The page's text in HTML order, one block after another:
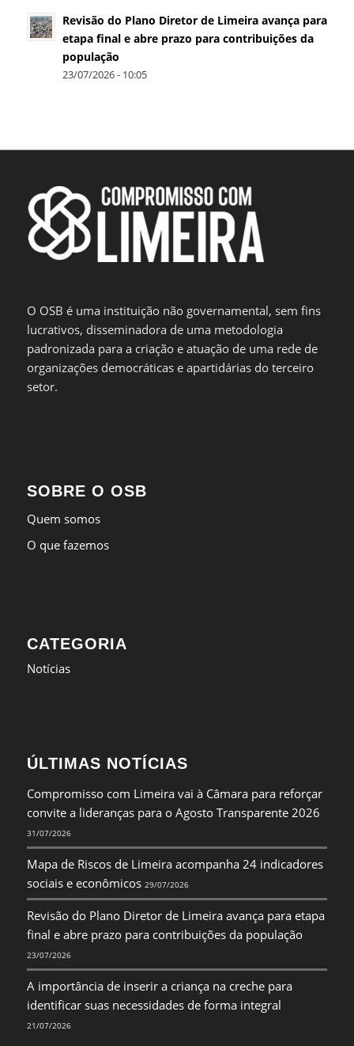
Revisão do Plano Diretor de Limeira avança para
etapa final e abre prazo para contribuições da
população
23/07/2026 - 10:05
O OSB é uma instituição não governamental, sem fins
lucrativos, disseminadora de uma metodologia
padronizada para a criação e atuação de uma rede de
organizações democráticas e apartidárias do terceiro
setor.
SOBRE O OSB
Quem somos
O que fazemos
CATEGORIA
Notícias
ÚLTIMAS NOTÍCIAS
Compromisso com Limeira vai à Câmara para reforçar
convite a lideranças para o Agosto Transparente 2026
31/07/2026
Mapa de Riscos de Limeira acompanha 24 indicadores
sociais e econômicos 29/07/2026
Revisão do Plano Diretor de Limeira avança para etapa
final e abre prazo para contribuições da população
23/07/2026
A importância de inserir a criança na creche para
identificar suas necessidades de forma integral
21/07/2026